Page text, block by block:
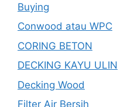
Buying
Conwood atau WPC
CORING BETON
DECKING KAYU ULIN
Decking Wood
Filter Air Bersih